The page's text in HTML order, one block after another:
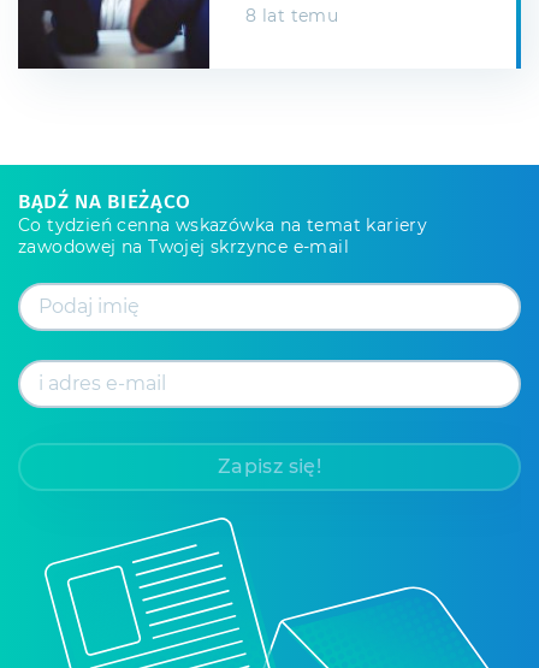
8 lat temu
BĄDŹ NA BIEŻĄCO
Co tydzień cenna wskazówka na temat kariery
zawodowej na Twojej skrzynce e-mail
Zapisz się!